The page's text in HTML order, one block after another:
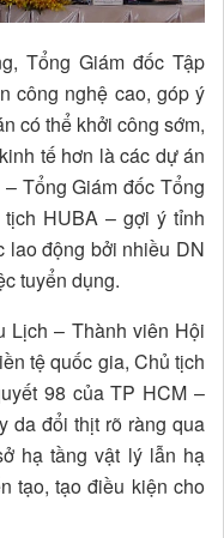
Tổng Giám đốc Tập
công nghệ cao, góp ý
có thể khởi công sớm,
tế hơn là các dự án
Tổng Giám đốc Tổng
HUBA – gợi ý tỉnh
lao động bởi nhiều DN
tuyển dụng.
Lịch – Thành viên Hội
tệ quốc gia, Chủ tịch
98 của TP HCM –
da đổi thịt rõ ràng qua
hạ tầng vật lý lẫn hạ
tạo, tạo điều kiện cho